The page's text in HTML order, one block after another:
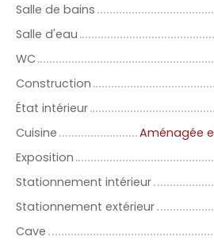
Salle de bains
Salle d'eau
WC
Construction
État intérieur
Cuisine
Aménagée
Exposition
Stationnement intérieur
Stationnement extérieur
Cave